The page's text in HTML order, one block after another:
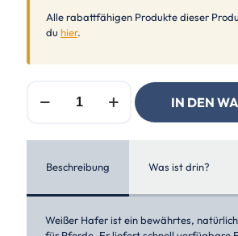
Alle rabattfähigen Produkte dieser
du hier.
Hafer,
Menge
IN DEN
Beschreibung Was ist drin?
Weißer Hafer ist ein bewährtes,